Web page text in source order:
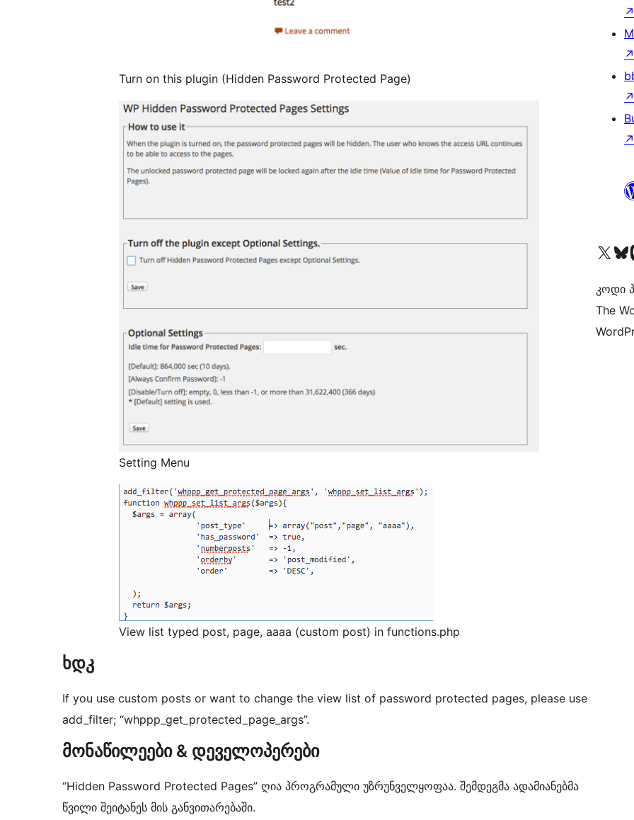
Turn on this plugin (Hidden Password Protected Page)
Setting Menu
View list typed post, page, aaaa (custom post) in functions.php
ხდკ
If you use custom posts or want to change the view list of password protected pages, please use
add_filter; “whppp_get_protected_page_args”.
მონაწილეები & დეველოპერები
“Hidden Password Protected Pages” ღია პროგრამული უზრუნველყოფაა. შემდეგმა ადამიანებმა
წვილი შეიტანეს მის განვითარებაში.
↗
↗
↗
↗
Visit our XVisit
კოდი
The